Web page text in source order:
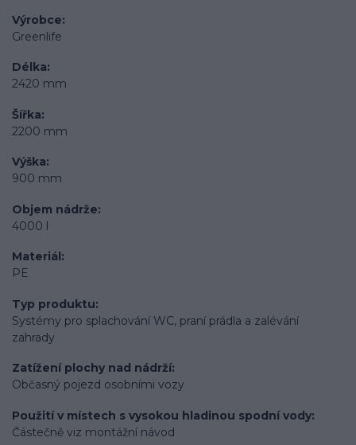
Výrobce
Greenlife
Délka
2420 mm
Šířka
2200 mm
Výška
900 mm
Objem nádrže
4000 l
Materiál
PE
Typ produktu
Systémy pro splachování WC, praní prádla a zalévání
zahrady
Zatížení plochy nad nádrží
Občasný pojezd osobními vozy
Použití v místech s vysokou hladinou spodní vody
Částečně viz montážní návod